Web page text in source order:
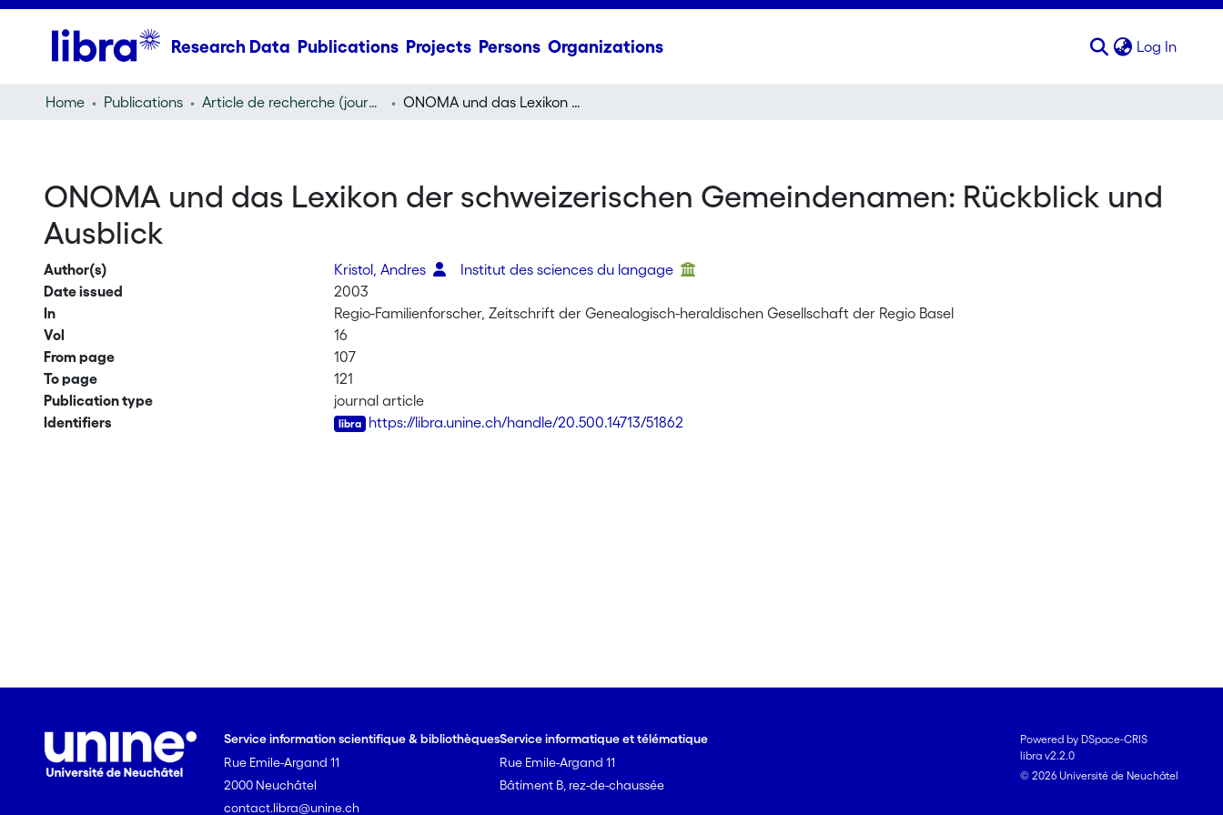
Research Data Publications Projects Persons Organizations Log In
Home Publications Article de recherche (journal article) ONOMA und das Lexikon der schweizerischen Gemeindenamen: Rückblick und Ausblick
ONOMA und das Lexikon der schweizerischen Gemeindenamen: Rückblick und
Ausblick
Author(s) Kristol, Andres
Institut des sciences du langage
Date issued
2003
In
Regio-Familienforscher, Zeitschrift der Genealogisch-heraldischen Gesellschaft der Regio Basel
Vol
16
From page
107
To page
121
Publication type
journal article
Identifiers
https://libra.unine.ch/handle/20.500.14713/51862
Service information scientifique & bibliothèques
Rue Emile-Argand 11
2000 Neuchâtel
contact.libra@unine.ch
Service informatique et télématique
Rue Emile-Argand 11
Bâtiment B, rez-de-chaussée
Powered by DSpace-CRIS
libra v2.2.0
© 2026 Université de Neuchâtel